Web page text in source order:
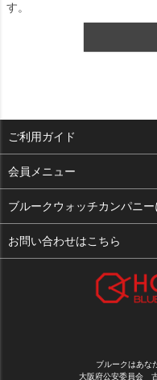
す。
ご利用ガイド
よくある質問
支払い・送料
修理依頼
会員メニュー
ログイン
お気に入り
ブルークウォッチカンパニ
会社概要
お問い合わせはこちら
ブルークはあな
大阪府公安委員会